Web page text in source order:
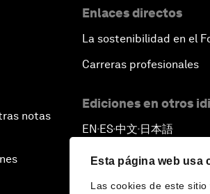
Esta página web usa
Las cookies de este sitio
notas
Enlaces directos
La sostenibilidad en el
Carreras profesionales
Ediciones en otros
EN ▪ES▪中文▪ 日本語